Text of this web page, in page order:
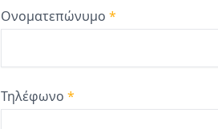
Ονοματεπώνυμο*
Τηλέφωνο*